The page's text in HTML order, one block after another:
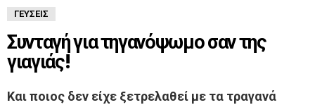
ΓΕΎΣΕΙΣ
Συνταγή για τηγανόψωμο σαν της
γιαγιάς!
Και ποιος δεν είχε ξετρελαθεί με τα τραγανά